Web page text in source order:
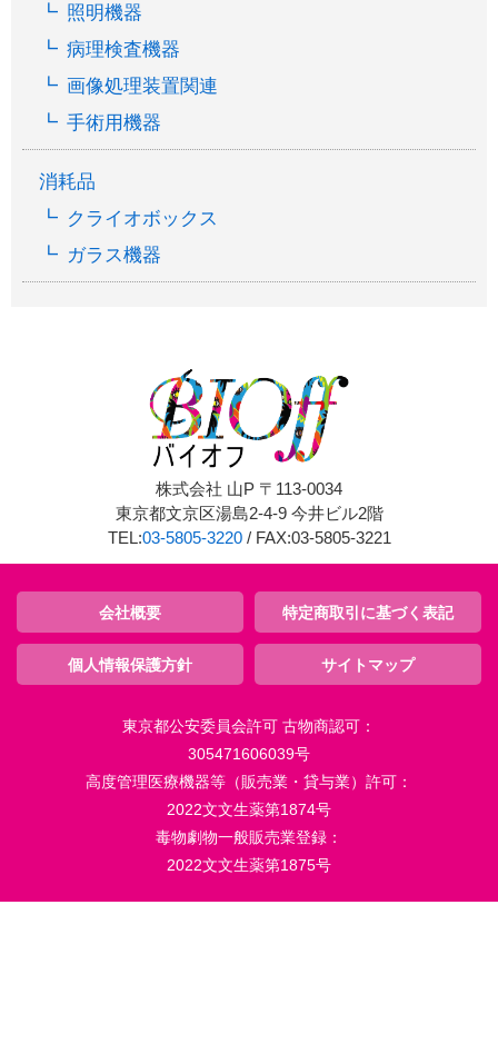
照明機器
病理検査機器
画像処理装置関連
手術用機器
消耗品
クライオボックス
ガラス機器
株式会社 山P 〒113-0034
東京都文京区湯島2-4-9 今井ビル2階
TEL:03-5805-3220/ FAX:03-5805-3221
会社概要 特定商取引に基づく表記
個人情報保護方針 サイトマップ
東京都公安委員会許可 古物商認可：
305471606039号
高度管理医療機器等（販売業・貸与業）許可：
2022文文生薬第1874号
毒物劇物一般販売業登録：
2022文文生薬第1875号